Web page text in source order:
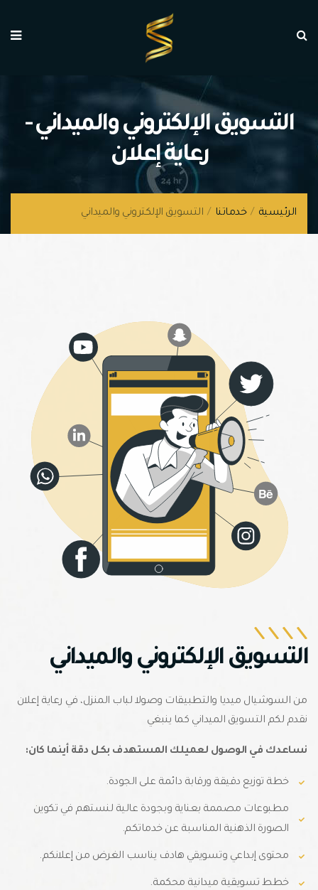
التسويق الإلكتروني والميداني -
رعاية إعلان
الرئيسية / خدماتنا / التسويق الإلكتروني والميداني
التسويق الإلكتروني والميداني
من السوشيال ميديا والتطبيقات وصولا لباب المنزل، في رعاية إعلان
نقدم لكم التسويق الميداني كما ينبغي
نساعدك في الوصول لعميلك المستهدف بكل دقة أينما كان:
خطة توزيع دقيقة ورقابة دائمة على الجودة.
مطبوعات مصممة بعناية وبجودة عالية لنستهم في تكوين
الصورة الذهنية المناسبة عن خدماتكم.
محتوى إبداعي وتسويقي هادف يناسب الغرض من إعلانكم.
خطط تسويقية ميدانية محكمة.